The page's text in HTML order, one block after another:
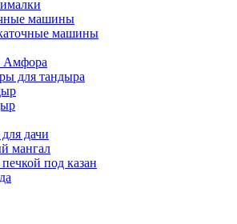
машины
машины
Амфора
для тандыра
дачи
мангал
под казан